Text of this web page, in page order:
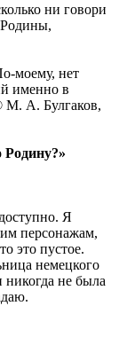
ни говори
Родины,
моему, нет
именно в
А. Булгаков,
Родину?»
Я
персонажам,
это пустое.
немецкого
никогда не была